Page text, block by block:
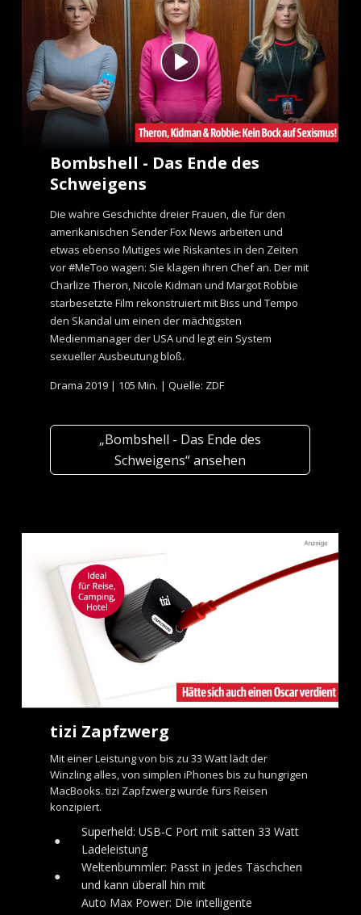
Bombshell - Das Ende des
Schweigens
Die wahre Geschichte dreier Frauen, die für den
amerikanischen Sender Fox News arbeiten und
etwas ebenso Mutiges wie Riskantes in den Zeiten
vor #MeToo wagen: Sie klagen ihren Chef an. Der mit
Charlize Theron, Nicole Kidman und Margot Robbie
starbesetzte Film rekonstruiert mit Biss und Tempo
den Skandal um einen der mächtigsten
Medienmanager der USA und legt ein System
sexueller Ausbeutung bloß.
Drama 2019 | 105 Min. | Quelle: ZDF
„Bombshell - Das Ende des
Schweigens“ ansehen
tizi Zapfzwerg
Mit einer Leistung von bis zu 33 Watt lädt der
Winzling alles, von simplen iPhones bis zu hungrigen
MacBooks. tizi Zapfzwerg wurde fürs Reisen
konzipiert.
●
Superheld: USB-C Port mit satten 33 Watt
Ladeleistung
●
Weltenbummler: Passt in jedes Täschchen
und kann überall hin mit
Auto Max Power: Die intelligente